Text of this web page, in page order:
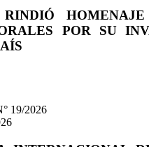
POR SU
19/2026